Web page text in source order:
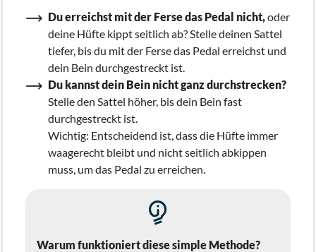
Du erreichst mit der Ferse das Pedal nicht, oder
deine Hüfte kippt seitlich ab? Stelle deinen Sattel
tiefer, bis du mit der Ferse das Pedal erreichst und
dein Bein durchgestreckt ist.
Du kannst dein Bein nicht ganz durchstrecken?
Stelle den Sattel höher, bis dein Bein fast
durchgestreckt ist.
Wichtig: Entscheidend ist, dass die Hüfte immer
waagerecht bleibt und nicht seitlich abkippen
muss, um das Pedal zu erreichen.
Warum funktioniert diese simple Methode?